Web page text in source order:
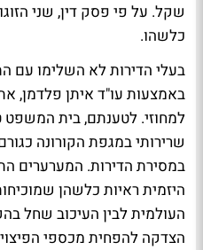
שקל. על פי פסק דין, שני
כלשהו.
בעלי הדירות לא השלימו עם
באמצעות עו"ד איתן פלדמן,
למחוזי. לטענתם, בית
שרירותי במגפת הקורונה
במסירת הדירות. המערערים
היזמית ראיות כלשהן
העולמית לבין העיכוב שחל
הצדקה להפחית מכספי